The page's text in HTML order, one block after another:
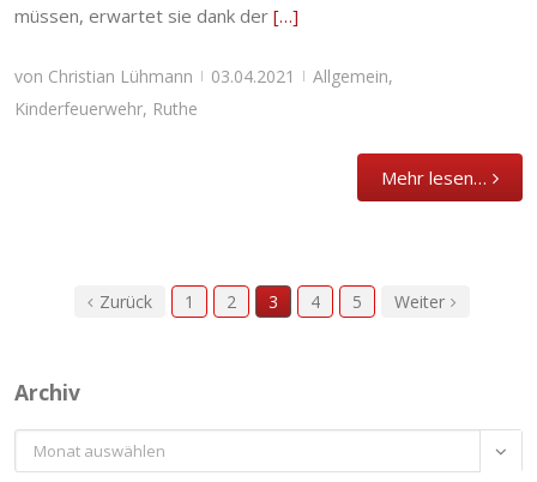
müssen, erwartet sie dank der […]
von Christian Lühmann | 03.04.2021 | Allgemein,
Kinderfeuerwehr, Ruthe
Mehr lesen…
Zurück 1 2 3 4 5 Weiter
Archiv
Archiv 